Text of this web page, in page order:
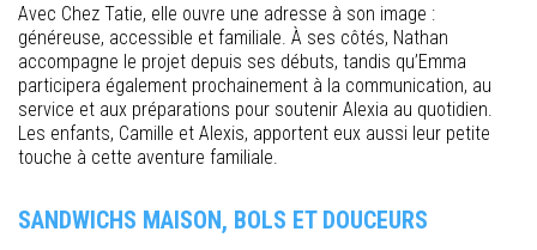
Avec Chez Tatie, elle ouvre une adresse à son image :
généreuse, accessible et familiale. À ses côtés, Nathan
accompagne le projet depuis ses débuts, tandis qu’Emma
participera également prochainement à la communication, au
service et aux préparations pour soutenir Alexia au quotidien.
Les enfants, Camille et Alexis, apportent eux aussi leur petite
touche à cette aventure familiale.
SANDWICHS MAISON, BOLS ET DOUCEURS